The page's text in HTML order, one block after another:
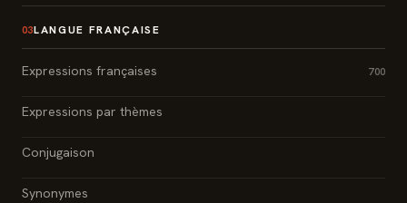
03LANGUE FRANÇAISE
Expressions françaises 700
Expressions par thèmes
Conjugaison
Synonymes